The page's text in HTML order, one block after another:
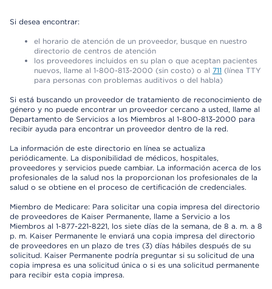
Si desea encontrar:
el horario de atención de un proveedor, busque en nuestro
directorio de centros de atención
los proveedores incluidos en su plan o que aceptan pacientes
nuevos, llame al 1-800-813-2000 (sin costo) o al 711 (línea TTY
para personas con problemas auditivos o del habla)
Si está buscando un proveedor de tratamiento de reconocimiento de
género y no puede encontrar un proveedor cercano a usted, llame al
Departamento de Servicios a los Miembros al 1-800-813-2000 para
recibir ayuda para encontrar un proveedor dentro de la red.
La información de este directorio en línea se actualiza
periódicamente. La disponibilidad de médicos, hospitales,
proveedores y servicios puede cambiar. La información acerca de los
profesionales de la salud nos la proporcionan los profesionales de la
salud o se obtiene en el proceso de certificación de credenciales.
Miembro de Medicare: Para solicitar una copia impresa del directorio
de proveedores de Kaiser Permanente, llame a Servicio a los
Miembros al 1-877-221-8221, los siete días de la semana, de 8 a. m. a 8
p. m. Kaiser Permanente le enviará una copia impresa del directorio
de proveedores en un plazo de tres (3) días hábiles después de su
solicitud. Kaiser Permanente podría preguntar si su solicitud de una
copia impresa es una solicitud única o si es una solicitud permanente
para recibir esta copia impresa.